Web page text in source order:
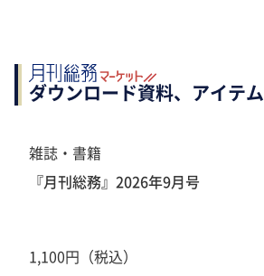
ダウンロード資料、アイテム
雑誌・書籍
『月刊総務』2026年9月号
1,100円（税込）